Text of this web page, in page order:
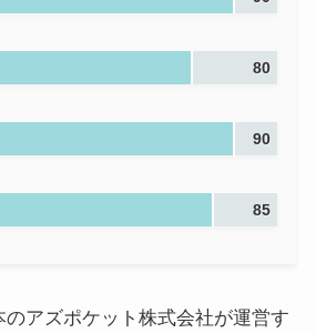
80
90
85
のアズポケット株式会社が運営す